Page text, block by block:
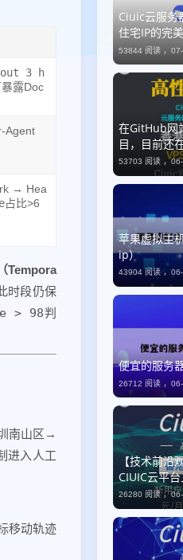
3 h
露Doc
Agent
→ Hea
占比>6
Tempora
时段仍保
> 98判
南山区→
进入人工
移动轨迹
Ciuic云服务
住宅IP的完
53844 阅读 ，
在GitHub网
目，目前还
53703 阅读 ，
苹果虚拟主
ip）
43904 阅读 ，
便宜的服务
26712 阅读 ，
【技术前沿
CIUIC云平
企业级自动
26280 阅读 ，